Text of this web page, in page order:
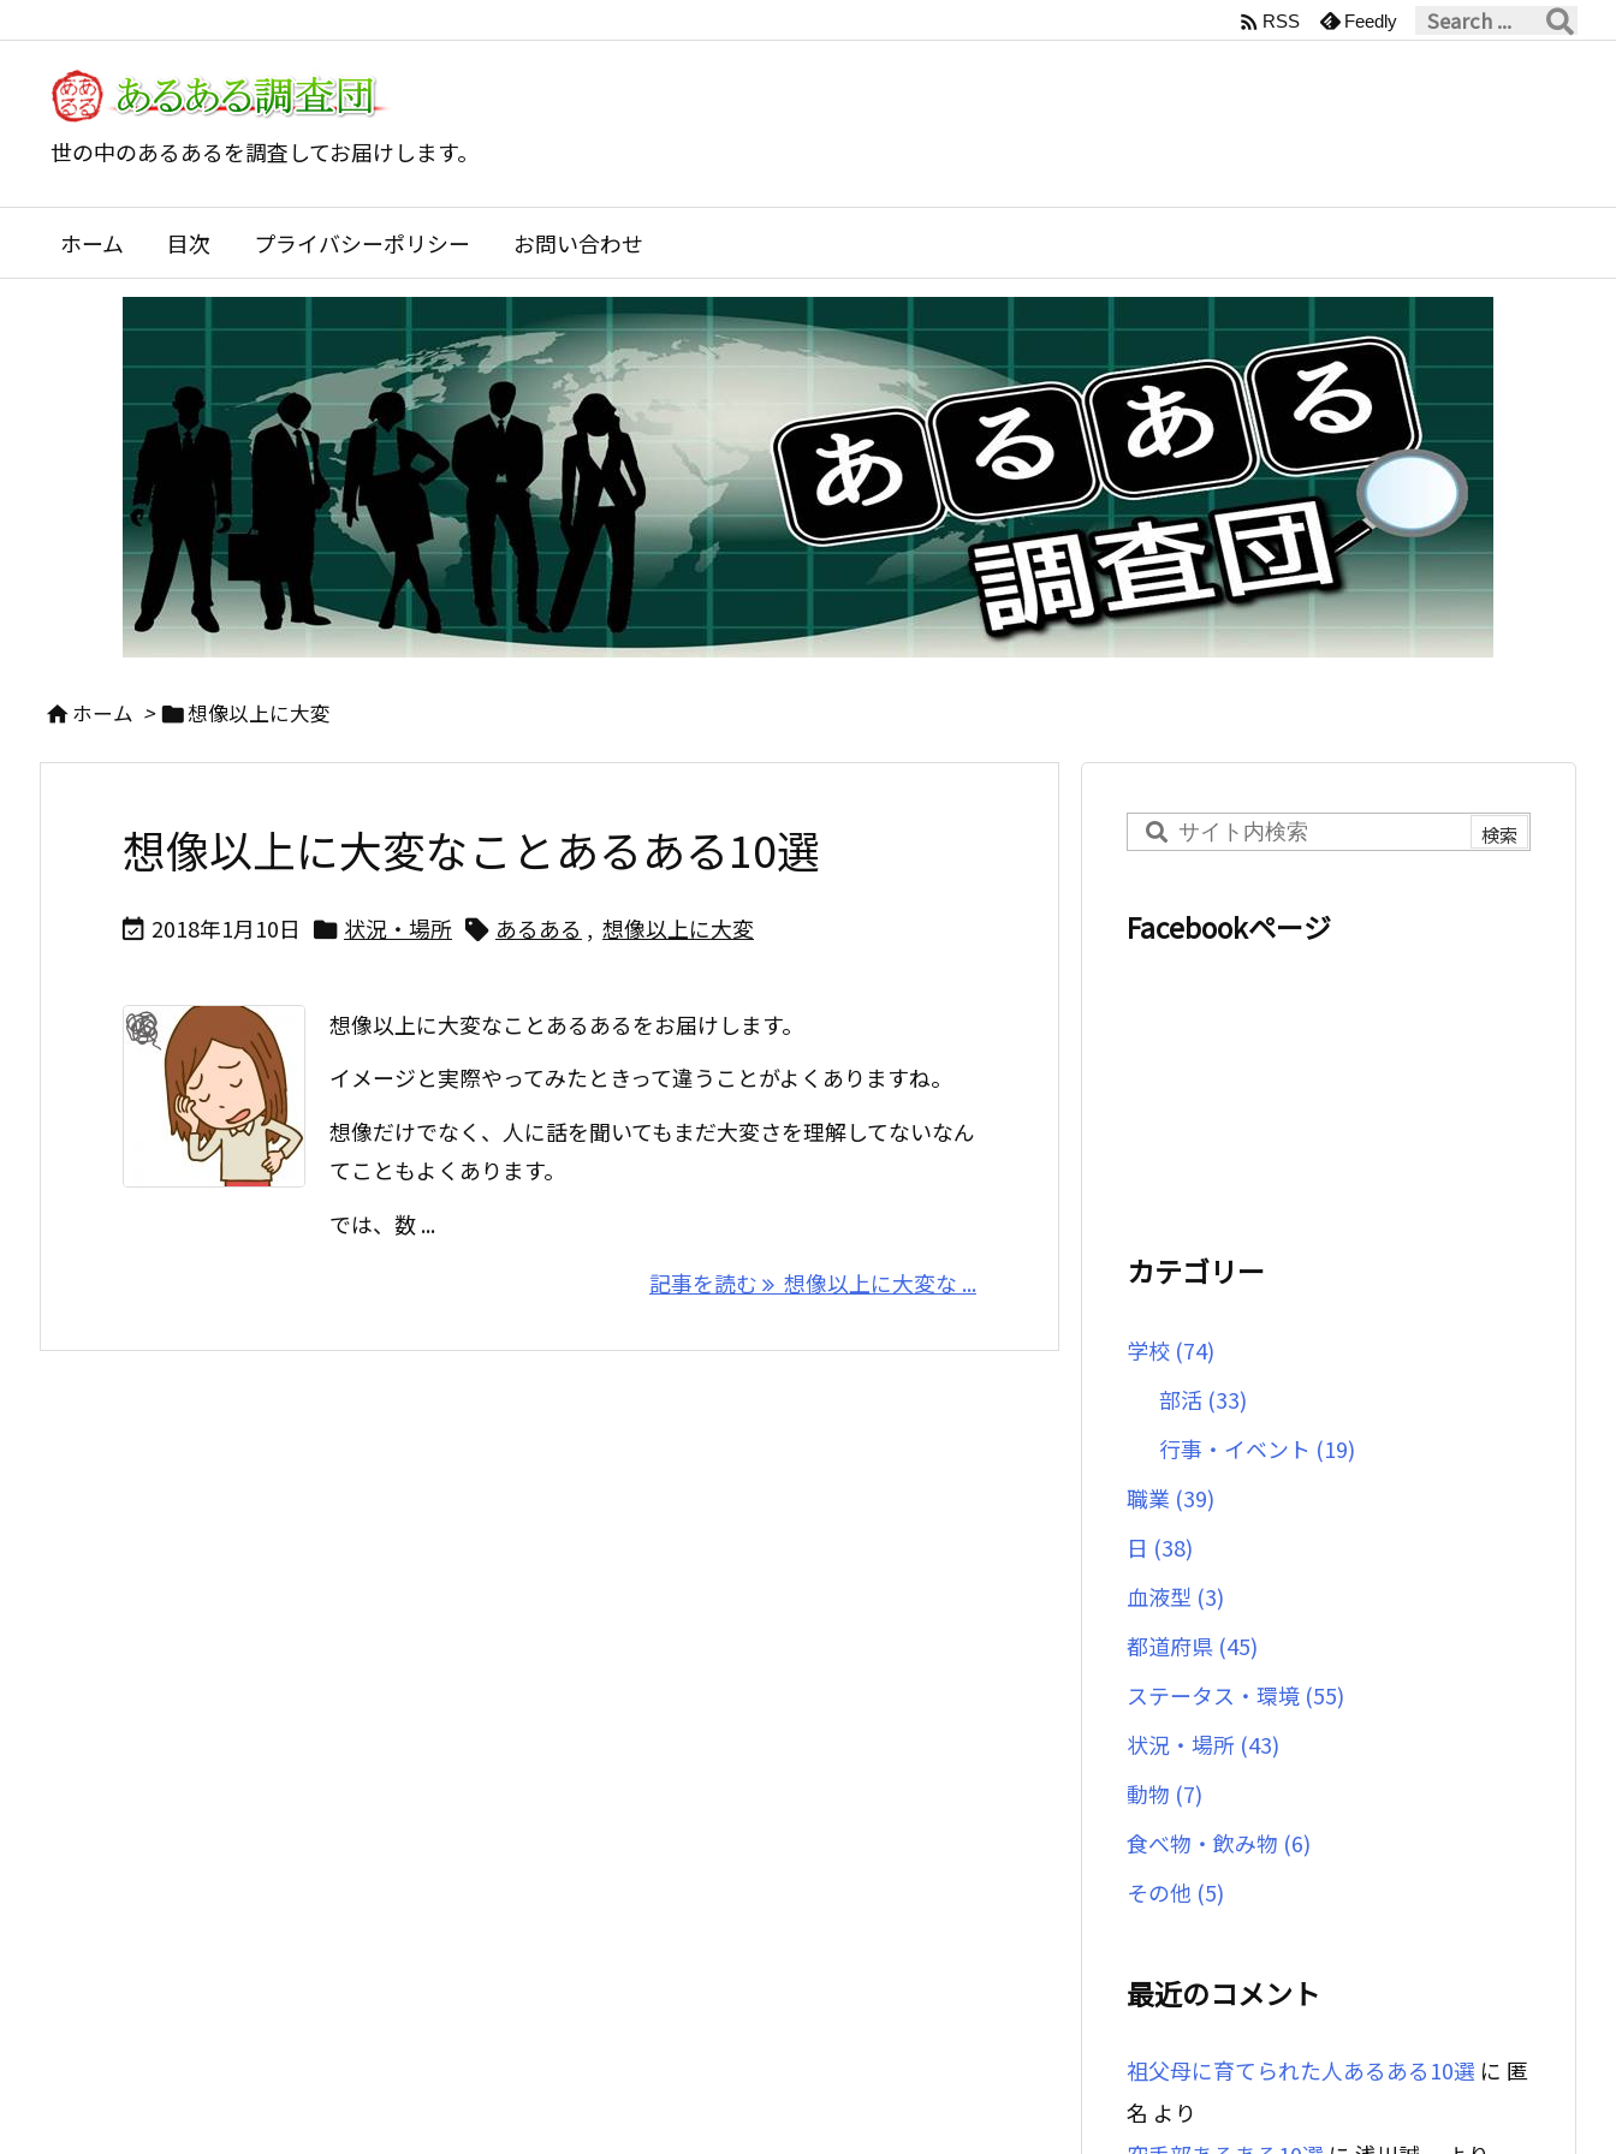
世の中のあるあるを調査してお届けします。
ホーム 目次 プライバシーポリシー お問い合わせ
 RSS Feedly
ホーム > 想像以上に大変
想像以上に大変なことあるある10選
 2018年1月10日  状況・場所  あるある , 想像以上に大変
想像以上に大変なことあるあるをお届けします。
イメージと実際やってみたときって違うことがよくありますね。
想像だけでなく、人に話を聞いてもまだ大変さを理解してないなん
てこともよくあります。
では、数 ...
記事を読む
想像以上に大変な ...
Facebookページ
カテゴリー
学校 (74)
部活 (33)
行事・イベント (19)
職業 (39)
日 (38)
血液型 (3)
都道府県 (45)
ステータス・環境 (55)
状況・場所 (43)
動物 (7)
食べ物・飲み物 (6)
その他 (5)
最近のコメント
祖父母に育てられた人あるある10選 に 匿
名 より